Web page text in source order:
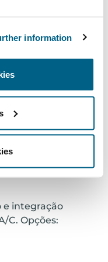
information
e integração
C. Opções: